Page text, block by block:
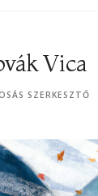
Vica
SZERKESZTŐ